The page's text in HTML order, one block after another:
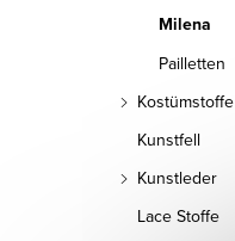
Milena
Pailletten
Kostümstoffe
Kunstfell
Kunstleder
Lace Stoffe